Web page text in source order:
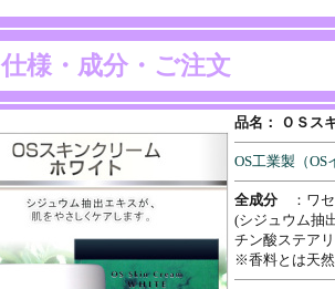
仕様・成分・ご注文
品名： ＯＳス
OS工業製（
全成分：ワセ
(シジュウム抽
チン酸ステア
※香料とは天